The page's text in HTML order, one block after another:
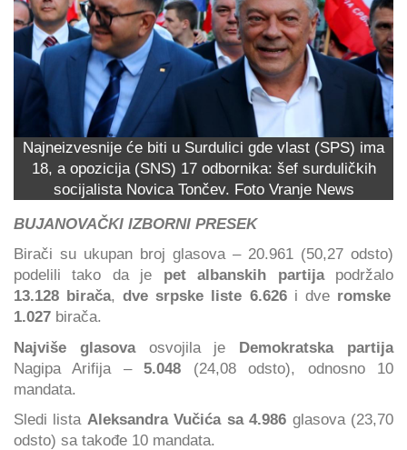
Najneizvesnije će biti u Surdulici gde vlast (SPS) ima
18, a opozicija (SNS) 17 odbornika: šef surduličkih
socijalista Novica Tončev. Foto Vranje News
BUJANOVAČKI IZBORNI PRESEK
Birači su ukupan broj glasova – 20.961 (50,27 odsto)
podelili tako da je pet albanskih partijapodržalo
13.128 birača,dve srpske liste 6.626i dve romske
1.027 birača.
Najviše glasova osvojila je Demokratska partija
Nagipa Arifija –5.048 (24,08 odsto), odnosno 10
mandata.
Sledi lista Aleksandra Vučića sa 4.986 glasova (23,70
odsto) sa takođe 10 mandata.